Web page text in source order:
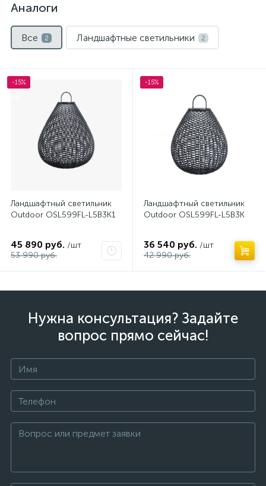
Аналоги
Все 2 Ландшафтные светильники 2
-15%
Ландшафтный светильник
Outdoor OSL599FL-L5B3K1
45 890 руб. /шт
53 990 руб.
-15%
Ландшафтный светильник
Outdoor OSL599FL-L5B3K
36 540 руб. /шт
42 990 руб.
Нужна консультация? Задайте
вопрос прямо сейчас!